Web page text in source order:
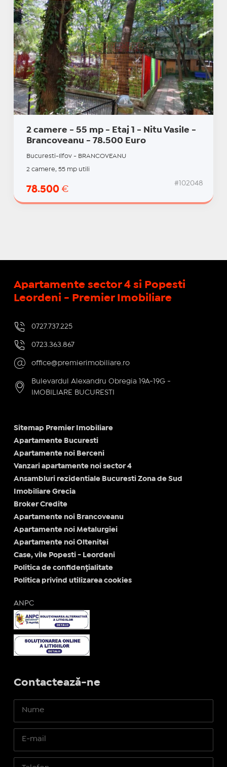
2 camere - 55 mp - Etaj 1 - Nitu Vasile -
Brancoveanu - 78.500 Euro
Bucuresti-Ilfov - BRANCOVEANU
2 camere, 55 mp utili
78.500 €
#102048
Apartamente sector 4 si Popesti
Leordeni - Premier Imobiliare
0727.737.225
0723.363.867
office@premierimobiliare.ro
Bulevardul Alexandru Obregia 19A-19G -
IMOBILIARE BUCURESTI
Sitemap Premier Imobiliare
Apartamente Bucuresti
Apartamente noi Berceni
Vanzari apartamente noi sector 4
Ansambluri rezidentiale Bucuresti Zona de Sud
Imobiliare Grecia
Broker Credite
Apartamente noi Brancoveanu
Apartamente noi Metalurgiei
Apartamente noi Oltenitei
Case, vile Popesti - Leordeni
Politica de confidențialitate
Politica privind utilizarea cookies
ANPC
Contactează-ne